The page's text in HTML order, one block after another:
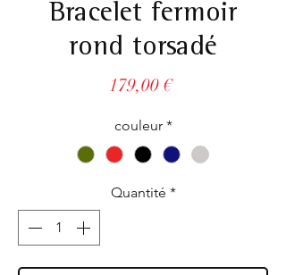
Bracelet fermoir
rond torsadé
179,00 €Prix
couleur *
Quantité *